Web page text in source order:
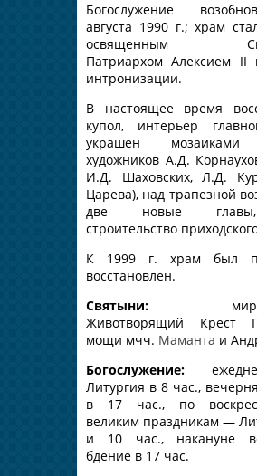
Богослужение
августа 1990 г.; храм
освященным
Патриархом Алексием II
интронизации.
В настоящее время
купол, интерьер
украшен мозаиками
художников А.Д.
И.Д. Шаховских, Л.Д.
Царева), над трапезной
две новые
строительство
К 1999 г. храм был
восстановлен.
Святыни:
Животворящий Крест
мощи мчч. Маманта и
Богослужение:
Литургия в 8 час.,
в 17 час., по
великим праздникам —
и 10 час., накануне
бдение в 17 час.